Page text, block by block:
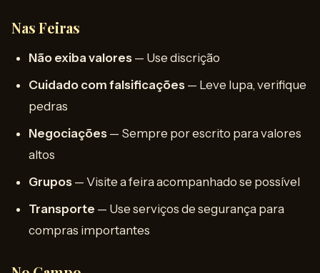
Nas Feiras
Não exiba valores — Use discrição
Cuidado com falsificações — Leve lupa, verifique
pedras
Negociações — Sempre por escrito para valores
altos
Grupos — Visite a feira acompanhado se possível
Transporte — Use serviços de segurança para
compras importantes